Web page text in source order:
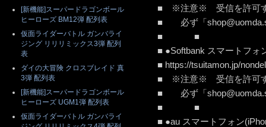
■ ※注意※ 受信を許
■ 必ず「
■ ■
■ ●Softbank スマート
■ https://tsuitamon.jp/
■ ※注意※ 受信を許
■ 必ず「
■ ■
■ ●au スマートフォン
[新機能]スーパードラゴンボール
ヒーローズ BM12弾 配列表
仮面ライダーバトル ガンバライ
ジング リリリミックス3弾 配列
表
ダイの大冒険 クロスブレイド 真
3弾 配列表
[新機能]スーパードラゴンボール
ヒーローズ UGM1弾 配列表
仮面ライダーバトル ガンバライ